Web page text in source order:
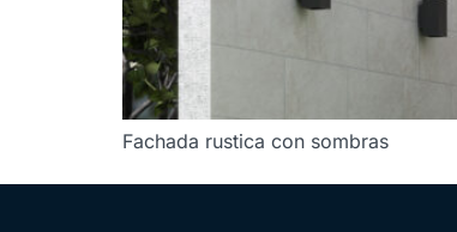
Fachada rustica con sombras